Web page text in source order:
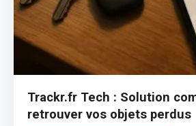
Trackr.fr Tech : Solution
retrouver vos objets perdus